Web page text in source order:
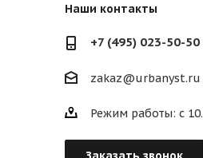
Наши контакты
+7 (495) 023-50-50
zakaz@urbanyst.ru
Режим работы: с